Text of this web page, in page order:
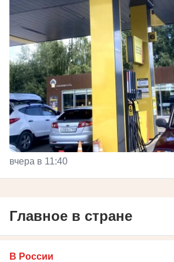
вчера в 11:40
Главное в стране
В России